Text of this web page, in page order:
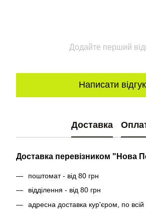
Додайте перший
Написати відгук
Доставка
Доставка перевізником "Нова
поштомат - від 80 грн
відділення - від 80 грн
адресна доставка кур'єром, по всій